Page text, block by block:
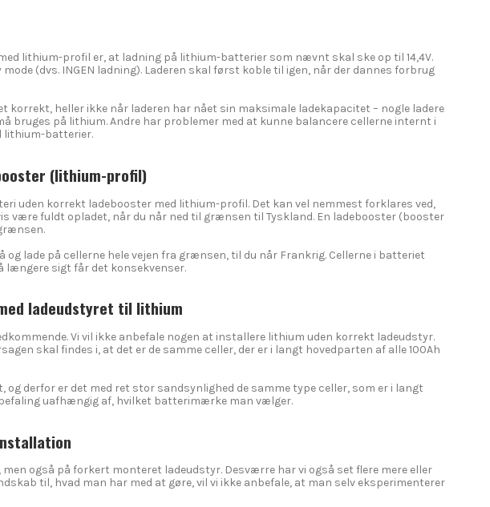
lithium-profil er, at ladning på lithium-batterier som nævnt skal ske op til 14,4V.
(dvs. INGEN ladning). Laderen skal først koble til igen, når der dannes forbrug
heller ikke når laderen har nået sin maksimale ladekapacitet – nogle ladere
bruges på lithium. Andre har problemer med at kunne balancere cellerne internt i
lithium-batterier.
(lithium-profil)
uden korrekt ladebooster med lithium-profil. Det kan vel nemmest forklares ved,
være fuldt opladet, når du når ned til grænsen til Tyskland. En ladebooster (booster
lade på cellerne hele vejen fra grænsen, til du når Frankrig. Cellerne i batteriet
længere sigt får det konsekvenser.
ladeudstyret til lithium
Vi vil ikke anbefale nogen at installere lithium uden korrekt ladeudstyr.
skal findes i, at det er de samme celler, der er i langt hovedparten af alle 100Ah
derfor er det med ret stor sandsynlighed de samme type celler, som er i langt
uafhængig af, hvilket batterimærke man vælger.
også på forkert monteret ladeudstyr. Desværre har vi også set flere mere eller
til, hvad man har med at gøre, vil vi ikke anbefale, at man selv eksperimenterer